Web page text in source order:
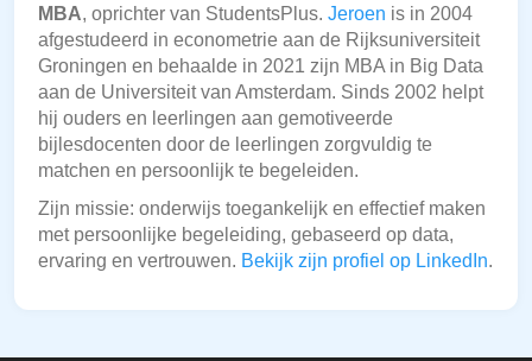
MBA, oprichter van StudentsPlus. Jeroen is in 2004
afgestudeerd in econometrie aan de Rijksuniversiteit
Groningen en behaalde in 2021 zijn MBA in Big Data
aan de Universiteit van Amsterdam. Sinds 2002 helpt
hij ouders en leerlingen aan gemotiveerde
bijlesdocenten door de leerlingen zorgvuldig te
matchen en persoonlijk te begeleiden.
Zijn missie: onderwijs toegankelijk en effectief maken
met persoonlijke begeleiding, gebaseerd op data,
ervaring en vertrouwen. Bekijk zijn profiel op LinkedIn.